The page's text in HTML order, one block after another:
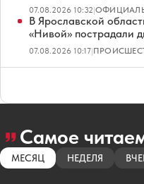
07.08.2026 10:32|
В Ярославской
«Нивой» пострадали
07.08.2026 10:17|
Самое
МЕСЯЦ НЕДЕЛЯ